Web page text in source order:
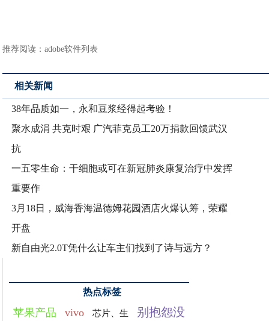
推荐阅读：adobe软件列表
相关新闻
38年品质如一，永和豆浆经得起考验！
聚水成涓 共克时艰 广汽菲克员工20万捐款回馈武汉
抗
一五零生命：干细胞或可在新冠肺炎康复治疗中发挥
重要作
3月18日，威海香海温德姆花园酒店火爆认筹，荣耀
开盘
新自由光2.0T凭什么让车主们找到了诗与远方？
热点标签
苹果产品 vivo 芯片、生 别抱怨没